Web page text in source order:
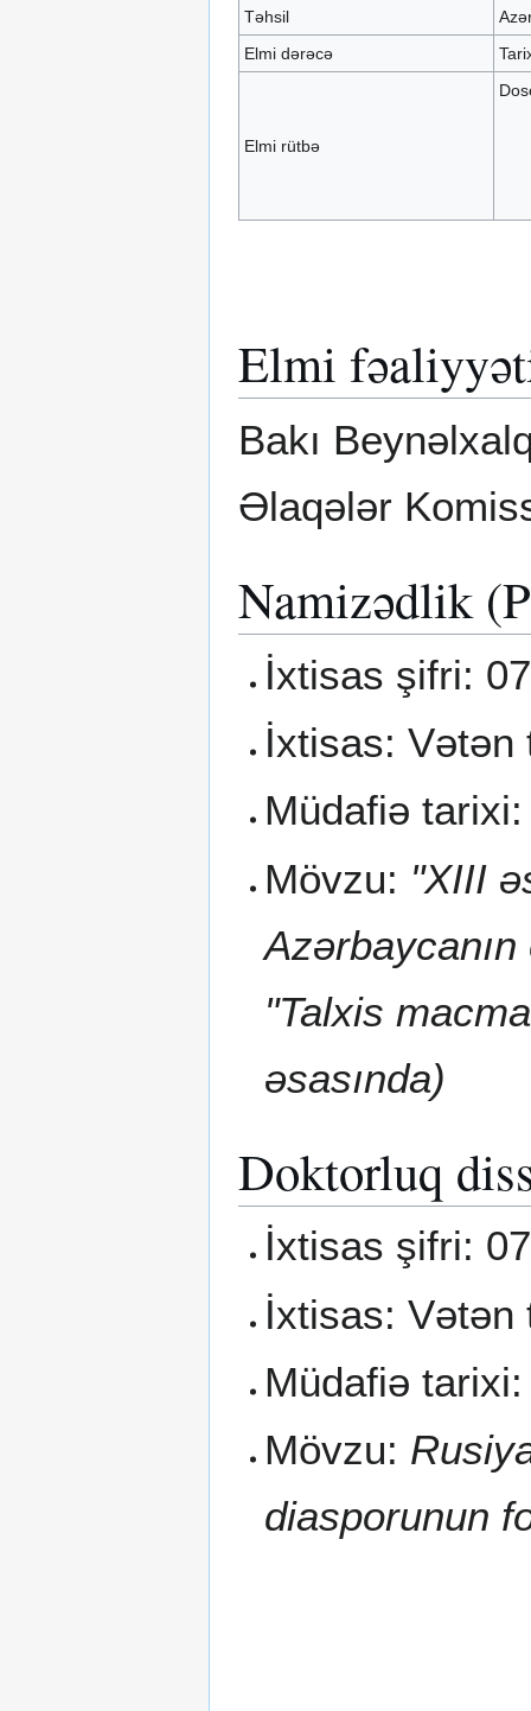
Təhsil
Elmi dərəcə
Elmi rütbə
Elmi
Bakı
Əlaqələr
Namizədlik
İxtisas şifri:
İxtisas: Vətən
Müdafiə tarixi:
Mövzu: "XIII
"Talxis
əsasında)
Doktorluq
İxtisas şifri:
İxtisas: Vətən
Müdafiə tarixi:
Mövzu:
diasporunun